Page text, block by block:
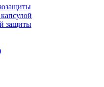
защиты